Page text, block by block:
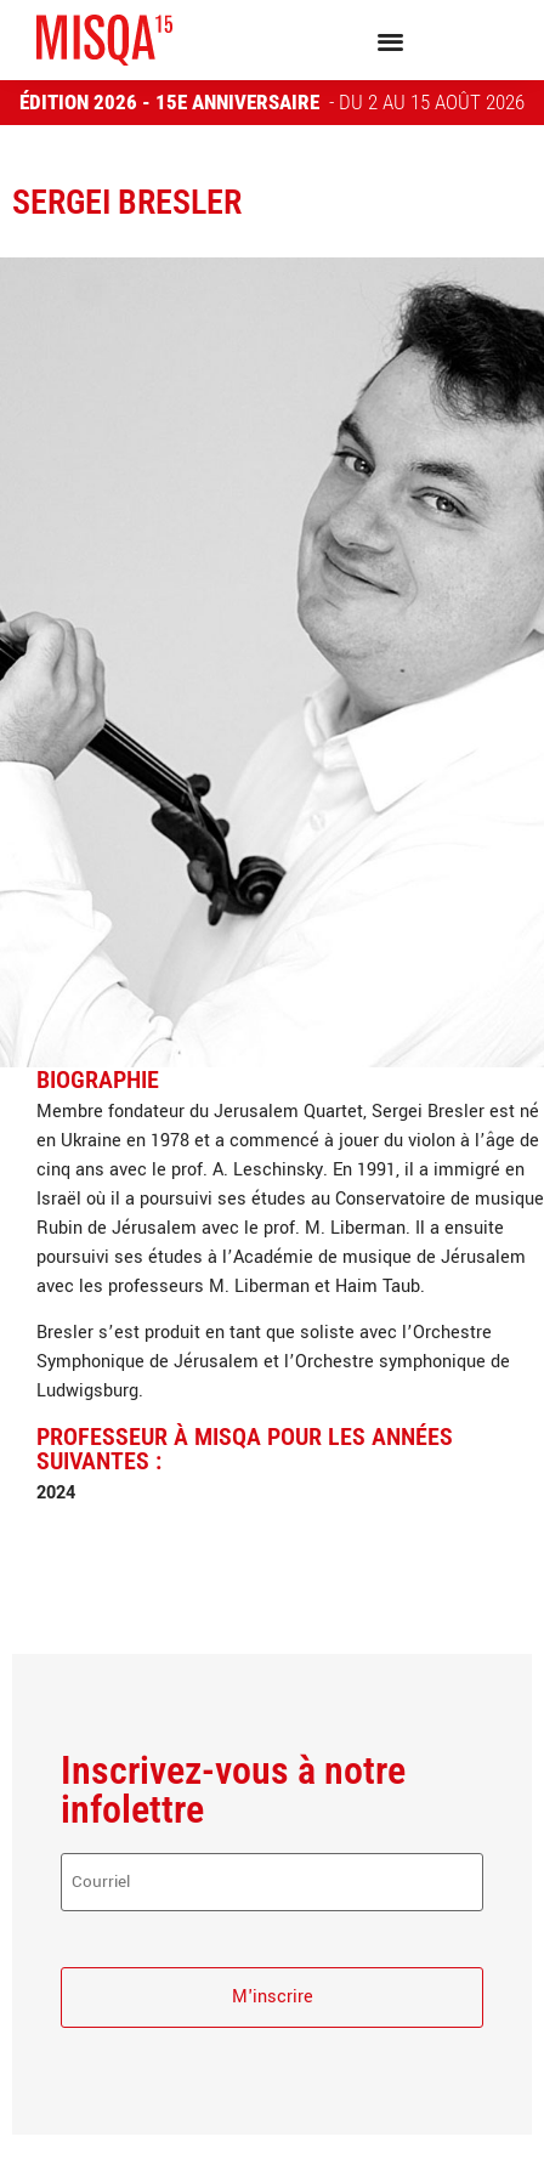
ÉDITION 2026 - 15E ANNIVERSAIRE - DU 2 AU 15 AOÛT 2026
SERGEI BRESLER
BIOGRAPHIE
Membre fondateur du Jerusalem Quartet, Sergei Bresler est né
en Ukraine en 1978 et a commencé à jouer du violon à l’âge de
cinq ans avec le prof. A. Leschinsky. En 1991, il a immigré en
Israël où il a poursuivi ses études au Conservatoire de musique
Rubin de Jérusalem avec le prof. M. Liberman. Il a ensuite
poursuivi ses études à l’Académie de musique de Jérusalem
avec les professeurs M. Liberman et Haim Taub.
Bresler s’est produit en tant que soliste avec l’Orchestre
Symphonique de Jérusalem et l’Orchestre symphonique de
Ludwigsburg.
PROFESSEUR À MISQA POUR LES ANNÉES
SUIVANTES :
2024
Inscrivez-vous à notre
infolettre
Courriel